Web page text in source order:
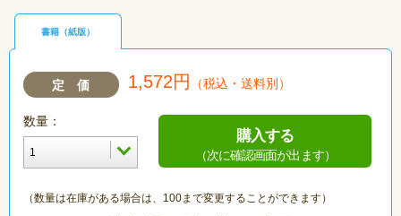
書籍（紙版）
定 価 1,572円 （税込・送料別）
数量：
購入する
（次に確認画面が出ます）
（数量は在庫がある場合は、100まで変更することができます）